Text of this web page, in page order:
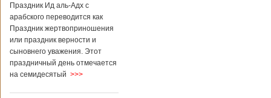
Праздник Ид аль-Адх с
арабского переводится как
Праздник жертвоприношения
или праздник верности и
сыновнего уважения. Этот
праздничный день отмечается
на семидесятый >>>